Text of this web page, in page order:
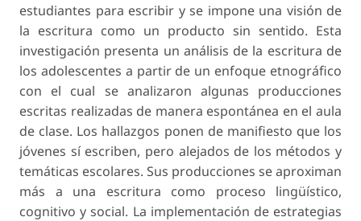
estudiantes para escribir y se impone una visión de
la escritura como un producto sin sentido. Esta
investigación presenta un análisis de la escritura de
los adolescentes a partir de un enfoque etnográfico
con el cual se analizaron algunas producciones
escritas realizadas de manera espontánea en el aula
de clase. Los hallazgos ponen de manifiesto que los
jóvenes sí escriben, pero alejados de los métodos y
temáticas escolares. Sus producciones se aproximan
más a una escritura como proceso lingüístico,
cognitivo y social. La implementación de estrategias